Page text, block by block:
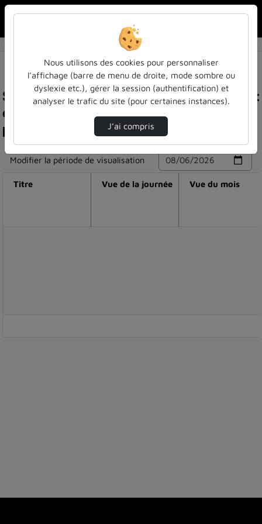
Statistiques de visualisation de la vidéo Needle :
et si vous pouviez croiser toutes les personnes
pour qui cette page web a compté ?
Modifier la période de visualisation
Titre Vue de la journée Vue du mois
Nous utilisons des cookies pour personnaliser
l’affichage (barre de menu de droite, mode sombre ou
dyslexie etc.), gérer la session (authentification) et
analyser le trafic du site (pour certaines instances).
J’ai compris